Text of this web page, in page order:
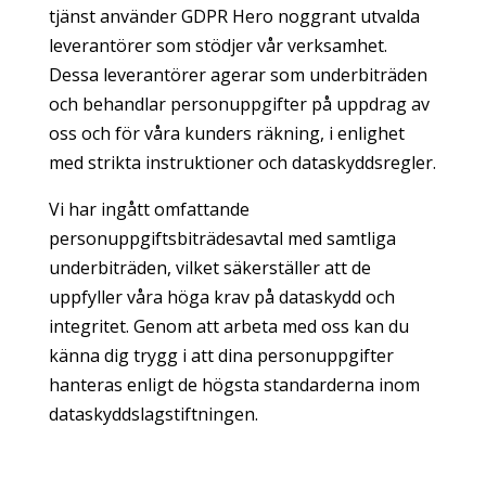
tjänst använder GDPR Hero noggrant utvalda
leverantörer som stödjer vår verksamhet.
Dessa leverantörer agerar som underbiträden
och behandlar personuppgifter på uppdrag av
oss och för våra kunders räkning, i enlighet
med strikta instruktioner och dataskyddsregler.
Vi har ingått omfattande
personuppgiftsbiträdesavtal med samtliga
underbiträden, vilket säkerställer att de
uppfyller våra höga krav på dataskydd och
integritet. Genom att arbeta med oss kan du
känna dig trygg i att dina personuppgifter
hanteras enligt de högsta standarderna inom
dataskyddslagstiftningen.